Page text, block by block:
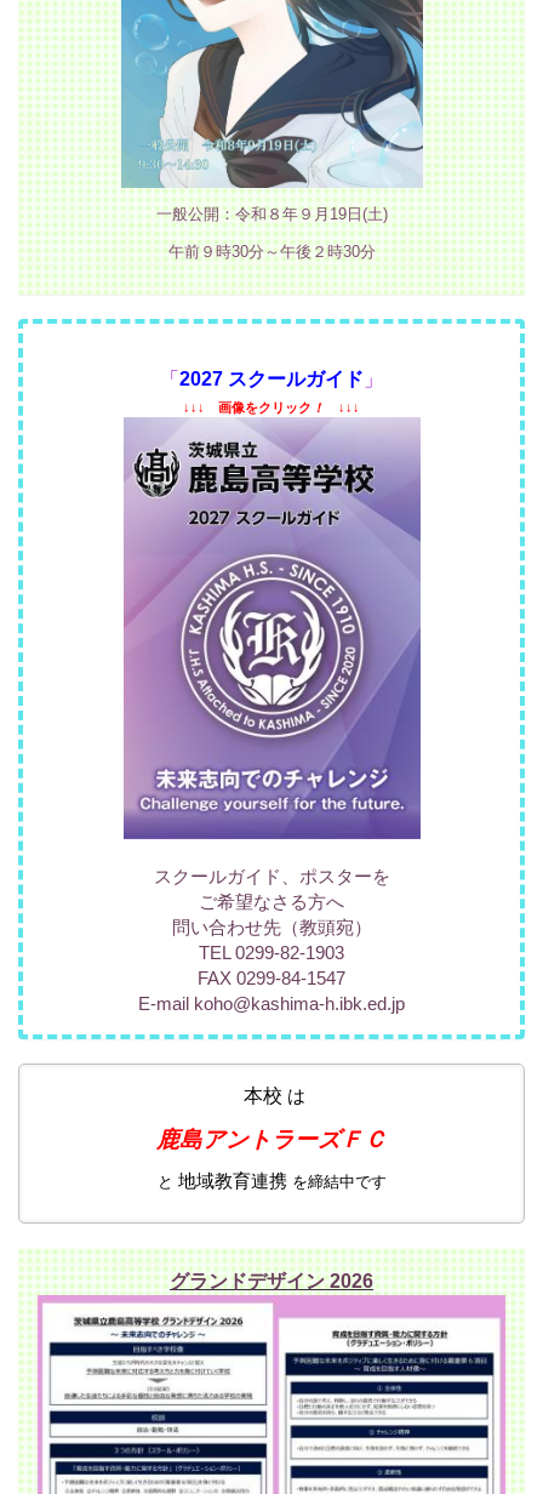
一般公開：令和８年９月19日(土)
午前９時30分～午後２時30分
「 2027 スクールガイド 」
↓↓↓ 画像をクリック ！ ↓↓↓
スクールガイド、ポスターを
ご希望なさる方へ
問い合わせ先（教頭宛）
TEL 0299-82-1903
FAX 0299-84-1547
E-mail koho@kashima-h.ibk.ed.jp
本校 は
鹿島アントラーズＦＣ
と 地域教育連携 を締結中です
グランドデザイン 2026